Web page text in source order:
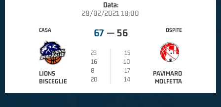
Data:
28/02/2021 18:00
CASA
LIONS
BISCEGLIE
67 — 56
23
15
16
10
8
17
20
14
OSPITE
PAVIMARO
MOLFETTA